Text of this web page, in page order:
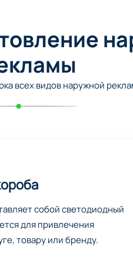
всех видов наружной
собой светодиодный
для привлечения
товару или бренду.